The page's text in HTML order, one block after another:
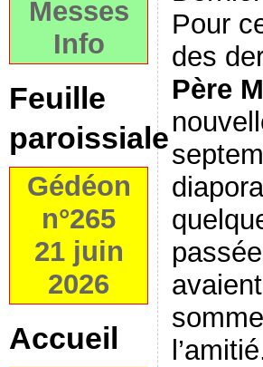
Messes
Info
Feuille
paroissiale
Gédéon
n°265
21 juin
2026
Accueil
Pour
des
Père